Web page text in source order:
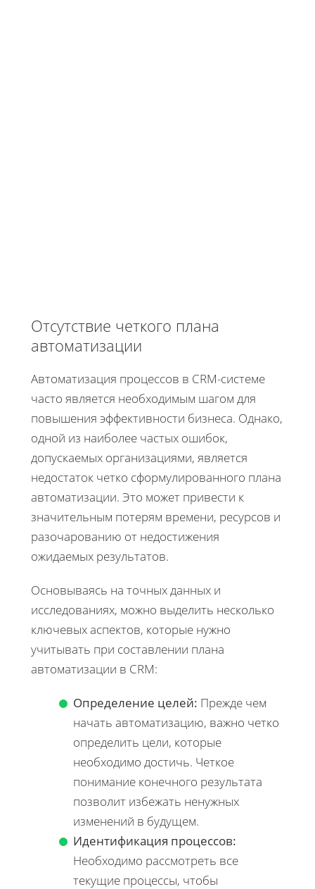
Отсутствие четкого плана
автоматизации
Автоматизация процессов в CRM-системе
часто является необходимым шагом для
повышения эффективности бизнеса. Однако,
одной из наиболее частых ошибок,
допускаемых организациями, является
недостаток четко сформулированного плана
автоматизации. Это может привести к
значительным потерям времени, ресурсов и
разочарованию от недостижения
ожидаемых результатов.
Основываясь на точных данных и
исследованиях, можно выделить несколько
ключевых аспектов, которые нужно
учитывать при составлении плана
автоматизации в CRM:
Определение целей: Прежде чем
начать автоматизацию, важно четко
определить цели, которые
необходимо достичь. Четкое
понимание конечного результата
позволит избежать ненужных
изменений в будущем.
Идентификация процессов:
Необходимо рассмотреть все
текущие процессы, чтобы